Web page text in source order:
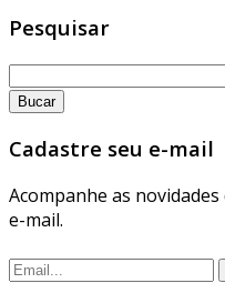
Pesquisar
Cadastre seu e-mail
Acompanhe as
e-mail.